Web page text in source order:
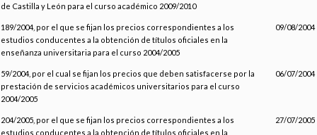
de Castilla y León para el curso académico 2009/2010
189/2004, por el que se fijan los precios correspondientes a los
estudios conducentes a la obtención de títulos oficiales en la
enseñanza universitaria para el curso 2004/2005
09/08/2004
59/2004, por el cual se fijan los precios que deben satisfacerse por la
prestación de servicios académicos universitarios para el curso
2004/2005
06/07/2004
204/2005, por el que se fijan los precios correspondientes a los
estudios conducentes a la obtención de títulos oficiales en la
27/07/2005